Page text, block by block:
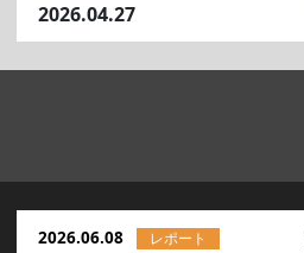
2026.04.27
2026.06.08